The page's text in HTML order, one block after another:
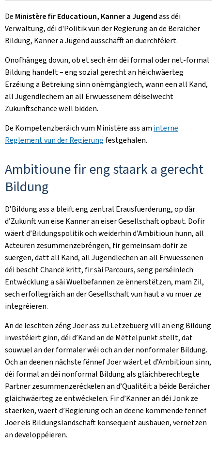
De Ministère fir Educatioun, Kanner a Jugendass déi
Verwaltung, déi d'Politik vun der Regierung an de Beräicher
Bildung, Kanner a Jugend ausschafft an duerchféiert.
Onofhängeg dovun, ob et sech ëm déi formal oder net-formal
Bildung handelt – eng sozial gerecht an héichwäerteg
Erzéiung a Betreiung sinn onëmgänglech, wann een all Kand,
all Jugendlechem an all Erwuessenem déiselwecht
Zukunftschancë wëll bidden.
De Kompetenzberäich vum Ministère ass am interne
Reglement vun der Regierung festgehalen.
Ambitioune fir eng staark a gerecht
Bildung
D’Bildung ass a bleift eng zentral Erausfuerderung, op där
d’Zukunft vun eise Kanner an eiser Gesellschaft opbaut. Dofir
wäert d’Bildungspolitik och weiderhin d’Ambitioun hunn, all
Acteuren zesummenzebréngen, fir gemeinsam dofir ze
suergen, datt all Kand, all Jugendlechen an all Erwuessenen
déi bescht Chancë kritt, fir säi Parcours, seng perséinlech
Entwécklung a säi Wuelbefannen ze ënnerstëtzen, mam Zil,
sech erfollegräich an der Gesellschaft vun haut a vu muer ze
integréieren.
An de leschten zéng Joer ass zu Lëtzebuerg vill an eng Bildung
investéiert ginn, déi d’Kand an de Mëttelpunkt stellt, dat
souwuel an der formaler wéi och an der nonformaler Bildung.
Och an deenen nächste fënnef Joer wäert et d’Ambitioun sinn,
déi formal an déi nonformal Bildung als gläichberechtegte
Partner zesummenzeréckelen an d’Qualitéit a béide Beräicher
gläichwäerteg ze entwéckelen. Fir d’Kanner an déi Jonk ze
stäerken, wäert d’Regierung och an deene kommende fënnef
Joer eis Bildungslandschaft konsequent ausbauen, vernetzen
an developpéieren.